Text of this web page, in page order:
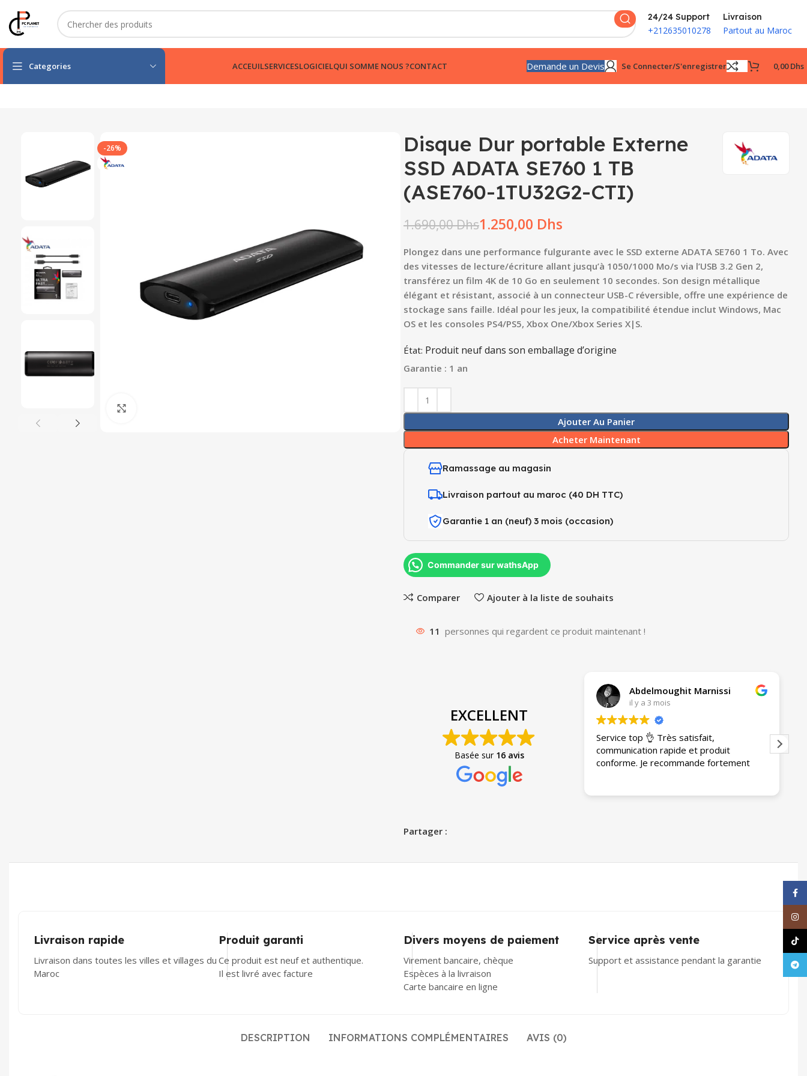
24/24 Support
+212635010278
Livraison
Partout au Maroc
Categories ACCEUILSERVICESLOGICIELQUI SOMME NOUS ?CONTACT Demande un Devis Se Connecter/s'enregistrer 0,00Dhs
-26%
Disque Dur portable Externe
SSD ADATA SE760 1 TB
(ASE760-1TU32G2-CTI)
1.690,00Dhs1.250,00 Dhs
Plongez dans une performance fulgurante avec le SSD externe ADATA SE760 1 To. Avec
des vitesses de lecture/écriture allant jusqu’à 1050/1000 Mo/s via l’USB 3.2 Gen 2,
transférez un film 4K de 10 Go en seulement 10 secondes. Son design métallique
élégant et résistant, associé à un connecteur USB-C réversible, offre une expérience de
stockage sans faille. Idéal pour les jeux, la compatibilité étendue inclut Windows, Mac
OS et les consoles PS4/PS5, Xbox One/Xbox Series X|S.
État: Produit neuf dans son emballage d’origine
Garantie : 1 an
Ajouter Au Panier
Acheter Maintenant
Ramassage au magasin
Livraison partout au maroc (40 DH TTC)
Garantie 1 an (neuf) 3 mois (occasion)
Commander sur wathsApp
Comparer Ajouter à la liste de souhaits
11 personnes qui regardent ce produit maintenant !
EXCELLENT
Basée sur 16 avis
Abdelmoughit Marnissi
il y a 3 mois
Service top 👌 Très satisfait,
communication rapide et produit
conforme. Je recommande fortement
Partager :
Livraison rapide
Livraison dans toutes les villes et villages du
Maroc
Produit garanti
Ce produit est neuf et authentique.
Il est livré avec facture
Divers moyens de paiement
Virement bancaire, chèque
Espèces à la livraison
Carte bancaire en ligne
Service après vente
Support et assistance pendant la garantie
DESCRIPTION INFORMATIONS COMPLÉMENTAIRES AVIS (0)